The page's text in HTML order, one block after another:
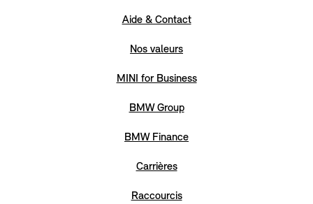
Aide & Contact
Nos valeurs
MINI for Business
BMW Group
BMW Finance
Carrières
Raccourcis